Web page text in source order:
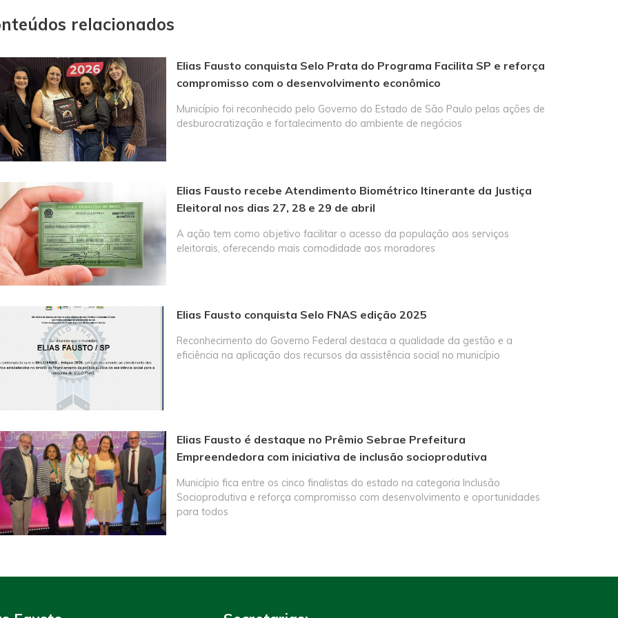
relacionados
Elias Fausto conquista Selo Prata do Programa Facilita SP e reforça
compromisso com o desenvolvimento econômico
Município foi reconhecido pelo Governo do Estado de São Paulo pelas ações de
desburocratização e fortalecimento do ambiente de negócios
Elias Fausto recebe Atendimento Biométrico Itinerante da Justiça
Eleitoral nos dias 27, 28 e 29 de abril
A ação tem como objetivo facilitar o acesso da população aos serviços
eleitorais, oferecendo mais comodidade aos moradores
Elias Fausto conquista Selo FNAS edição 2025
Reconhecimento do Governo Federal destaca a qualidade da gestão e a
eficiência na aplicação dos recursos da assistência social no município
Elias Fausto é destaque no Prêmio Sebrae Prefeitura
Empreendedora com iniciativa de inclusão socioprodutiva
Município fica entre os cinco finalistas do estado na categoria Inclusão
Socioprodutiva e reforça compromisso com desenvolvimento e oportunidades
para todos